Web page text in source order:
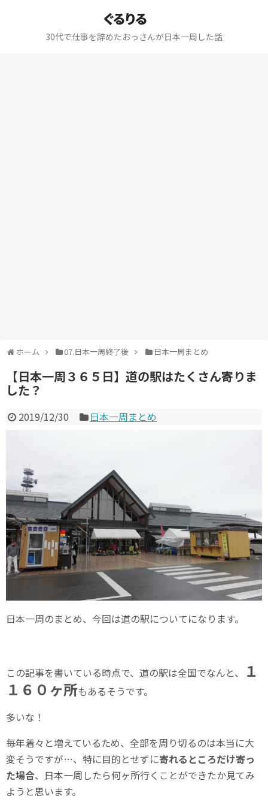
ぐるりる
30代で仕事を辞めたおっさんが日本一周した話
ホーム 07.日本一周終了後 日本一周まとめ
【日本一周３６５日】道の駅はたくさん寄りま
した？
2019/12/30 日本一周まとめ
日本一周のまとめ、今回は道の駅についてになります。
この記事を書いている時点で、道の駅は全国でなんと、
１
１６０ヶ所もあるそうです。
多いな！
毎年着々と増えているため、全部を周り切るのは本当に大
変そうですが…、特に目的とせずに寄れるところだけ寄っ
た場合、日本一周したら何ヶ所行くことができたか見てみ
ようと思います。